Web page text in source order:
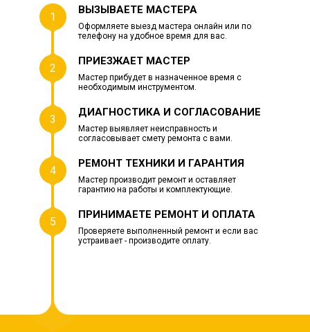
1
ВЫЗЫВАЕТЕ МАСТЕРА
Оформляете выезд мастера онлайн или по
телефону на удобное время для вас.
2
ПРИЕЗЖАЕТ МАСТЕР
Мастер прибудет в назначенное время с
необходимым инструментом.
3
ДИАГНОСТИКА И СОГЛАСОВАНИЕ
Мастер выявляет неисправность и
согласовывает смету ремонта с вами.
4
РЕМОНТ ТЕХНИКИ И ГАРАНТИЯ
Мастер производит ремонт и оставляет
гарантию на работы и комплектующие.
5
ПРИНИМАЕТЕ РЕМОНТ И ОПЛАТА
Проверяете выполненный ремонт и если вас
устраивает - производите оплату.